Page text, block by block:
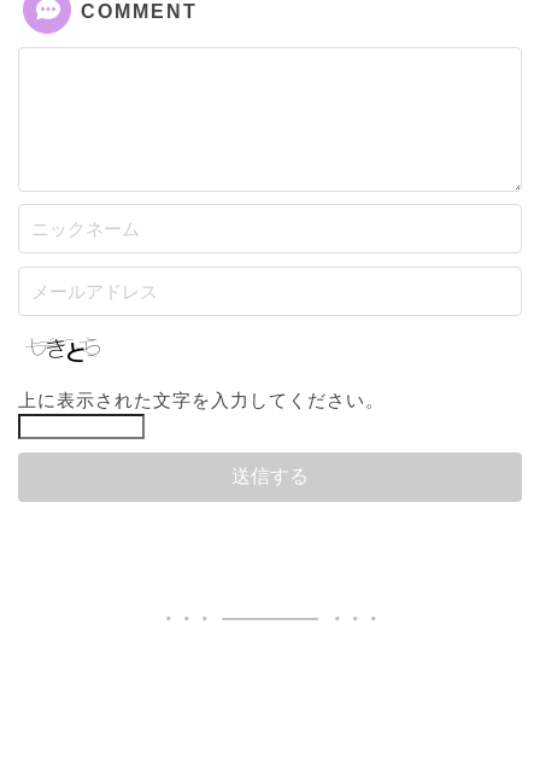
COMMENT
上に表示された文字を入力してください。